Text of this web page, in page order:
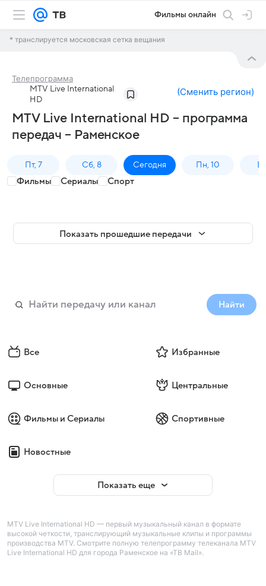
Фильмы онлайн
* транслируется московская сетка вещания
Телепрограмма
MTV Live International
HD
(Сменить регион)
MTV Live International HD – программа
передач – Раменское
Пт, 7 Сб, 8 Сегодня Пн, 10
Фильмы Сериалы Спорт
Показать прошедшие передачи
Найти
Все Избранные
Основные Центральные
Фильмы и Сериалы Спортивные
Новостные
Показать еще
MTV Live International HD — первый музыкальный канал в формате
высокой четкости, транслирующий музыкальные клипы и программы
производства MTV. Смотрите полную телепрограмму телеканала MTV
Live International HD для города Раменское на «ТВ Mail».